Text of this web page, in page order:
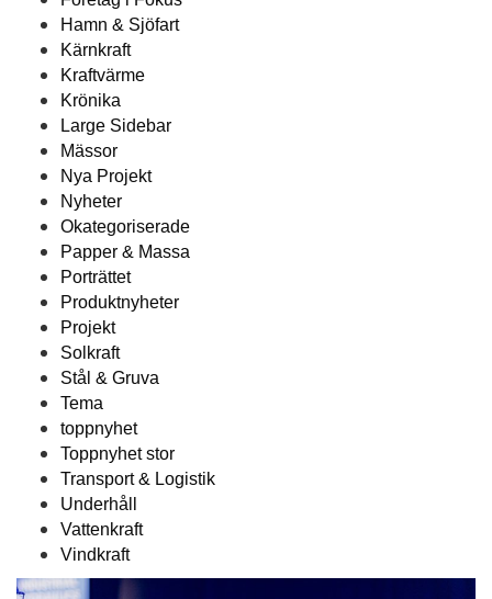
Hamn & Sjöfart
Kärnkraft
Kraftvärme
Krönika
Large Sidebar
Mässor
Nya Projekt
Nyheter
Okategoriserade
Papper & Massa
Porträttet
Produktnyheter
Projekt
Solkraft
Stål & Gruva
Tema
toppnyhet
Toppnyhet stor
Transport & Logistik
Underhåll
Vattenkraft
Vindkraft